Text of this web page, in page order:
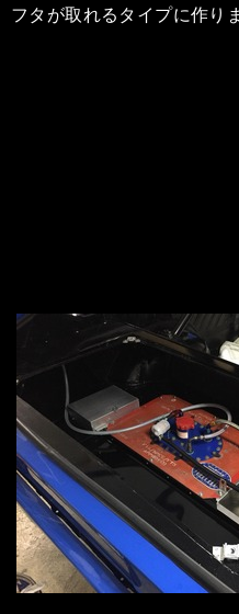
フタが取れるタイプに作り